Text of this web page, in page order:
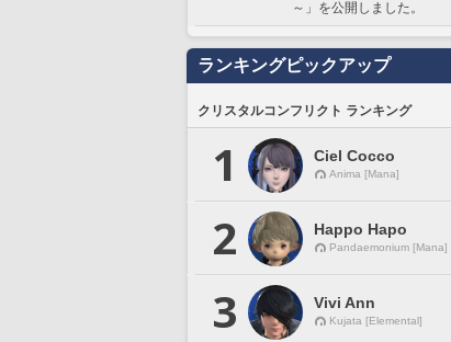
～」を公開しました。
ランキングピックアップ
クリスタルコンフリクト ランキング
1 Ciel Cocco
Anima [Mana]
2 Happo Hapo
Pandaemonium [Mana]
3 Vivi Ann
Kujata [Elemental]